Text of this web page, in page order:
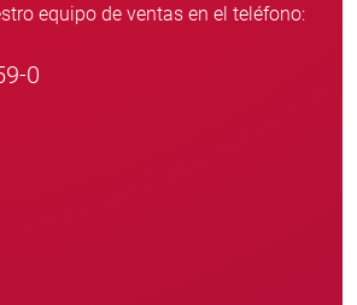
equipo de ventas en el teléfono:
0